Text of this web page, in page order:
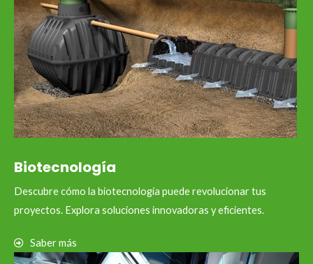
Biotecnología
Descubre cómo la biotecnología puede revolucionar tus
proyectos. Explora soluciones innovadoras y eficientes.
Saber más